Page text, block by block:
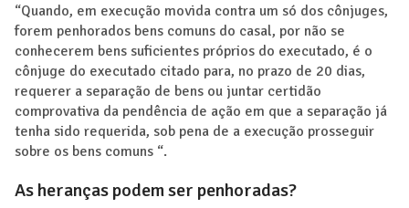
“Quando, em execução movida contra um só dos cônjuges,
forem penhorados bens comuns do casal, por não se
conhecerem bens suficientes próprios do executado, é o
cônjuge do executado citado para, no prazo de 20 dias,
requerer a separação de bens ou juntar certidão
comprovativa da pendência de ação em que a separação já
tenha sido requerida, sob pena de a execução prosseguir
sobre os bens comuns “.
As heranças podem ser penhoradas?